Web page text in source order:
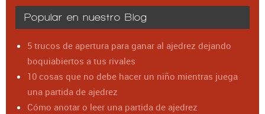
Popular en nuestro Blog
5 trucos de apertura para ganar al ajedrez dejando
boquiabiertos a tus rivales
10 cosas que no debe hacer un niño mientras juega
una partida de ajedrez
Cómo anotar o leer una partida de ajedrez